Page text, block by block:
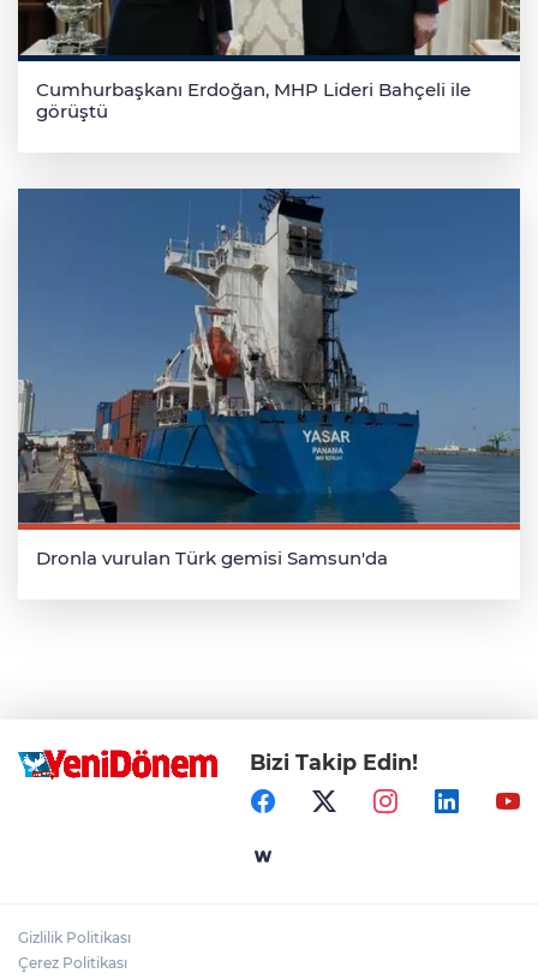
Cumhurbaşkanı Erdoğan, MHP Lideri Bahçeli ile
görüştü
Dronla vurulan Türk gemisi Samsun'da
Bizi Takip Edin!
Gizlilik Politikası
Çerez Politikası